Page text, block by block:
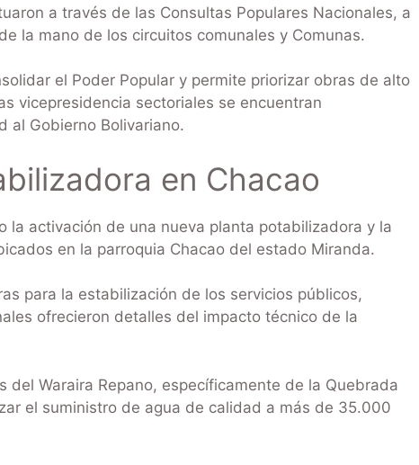
a través de las Consultas Populares Nacionales, a
la mano de los circuitos comunales y Comunas.
el Poder Popular y permite priorizar obras de alto
vicepresidencia sectoriales se encuentran
al Gobierno Bolivariano.
en Chacao
la activación de una nueva planta potabilizadora y la
en la parroquia Chacao del estado Miranda.
para la estabilización de los servicios públicos,
ofrecieron detalles del impacto técnico de la
Waraira Repano, específicamente de la Quebrada
el suministro de agua de calidad a más de 35.000